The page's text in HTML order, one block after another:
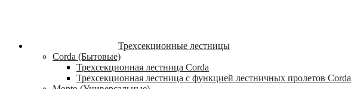
Трехсекционные лестницы
Corda (Бытовые)
Трехсекционная лестница Corda
Трехсекционная лестница с функцией лестничных пролетов Corda